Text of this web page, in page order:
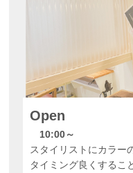
Open
10:00～
スタイリストにカラー
タイミング良くするこ